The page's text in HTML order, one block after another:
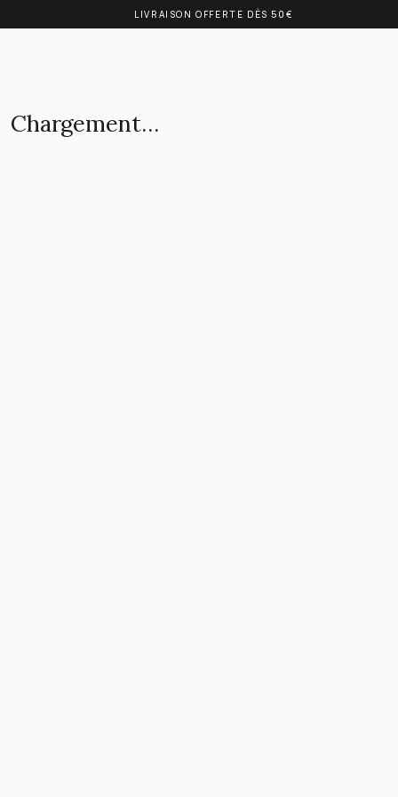
LIVRAISON OFFERTE DÈS 50€
Chargement…